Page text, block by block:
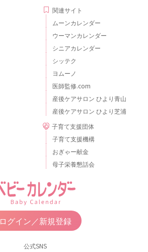
関連サイト
ムーンカレンダー
ウーマンカレンダー
シニアカレンダー
シッテク
ヨムーノ
医師監修.com
産後ケアサロン ひより青山
産後ケアサロン ひより芝浦
子育て支援団体
子育て支援機構
おぎゃー献金
母子栄養懇話会
ログイン／新規登録
公式SNS